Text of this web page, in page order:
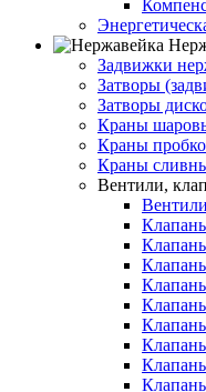
Задвижки
Затворы
Затворы
Краны
Краны
Краны
Вентили,